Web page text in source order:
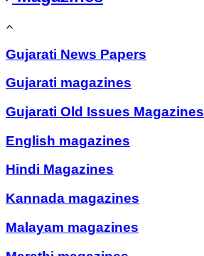
Gujarati News Papers
Gujarati magazines
Gujarati Old Issues Magazines
English magazines
Hindi Magazines
Kannada magazines
Malayam magazines